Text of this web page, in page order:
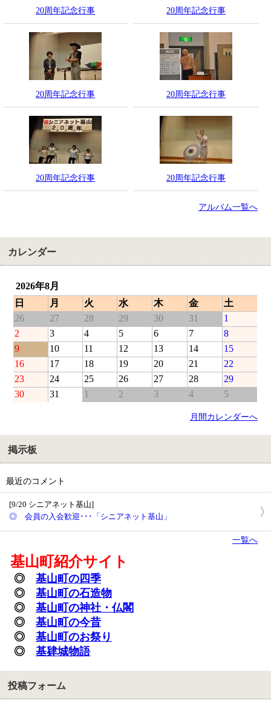
20周年記念行事 20周年記念行事
20周年記念行事 20周年記念行事
20周年記念行事 20周年記念行事
アルバム一覧へ
カレンダー
2026年8月
日
月 火 水 木 金
土
26
27 28 29 30 31
1
2
3 4 5 6 7
8
9
10 11 12 13 14
15
16
17 18 19 20 21
22
23
24 25 26 27 28
29
30
31 1 2 3 4 5
月間カレンダーへ
掲示板
最近のコメント
◎ 会員の入会歓迎･･･「シニアネット基山」
[9/20 シニアネット基山]
一覧へ
基山町紹介サイト
◎ 基山町の四季
◎ 基山町の石造物
◎ 基山町の神社・仏閣
◎ 基山町の今昔
◎ 基山町のお祭り
◎ 基肄城物語
投稿フォーム